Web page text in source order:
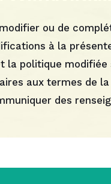
ou de
à la
politique modifiée
aux termes de
des